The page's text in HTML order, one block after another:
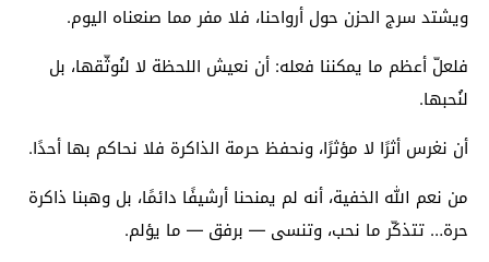
ويشتد سرج الحزن حول أرواحنا، فلا مفر مما صنعناه اليوم.
فلعلّ أعظم ما يمكننا فعله: أن نعيش اللحظة لا لنُوثّقها، بل
لنُحبها.
أن نغرس أثرًا لا مؤثرًا، ونحفظ حرمة الذاكرة فلا نحاكم بها أحدًا.
من نعم الله الخفية، أنه لم يمنحنا أرشيفًا دائمًا، بل وهبنا ذاكرة
حرة… تتذكّر ما نحب، وتنسى — برفق — ما يؤلم.